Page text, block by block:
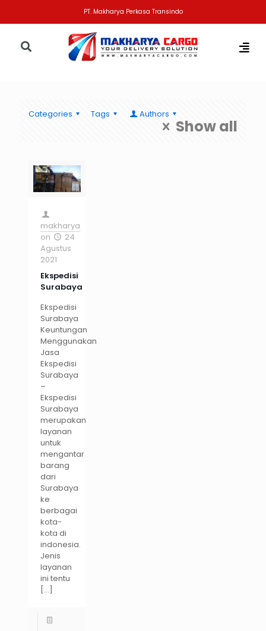
PT. Makharya Perkasa Transindo
Categories Tags Authors
Show all
makharya
on
24
Agustus
2021
Ekspedisi
Surabaya
Ekspedisi
Surabaya
Keuntungan
Menggunakan
Jasa
Ekspedisi
Surabaya
–
Ekspedisi
Surabaya
merupakan
layanan
untuk
mengantar
barang
dari
Surabaya
ke
berbagai
kota-
kota di
indonesia.
Jenis
layanan
ini tentu
[…]